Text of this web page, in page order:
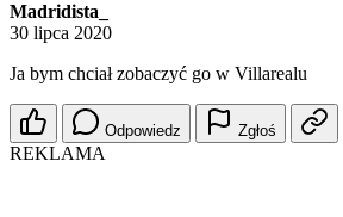
Madridista_
30 lipca 2020
Ja bym chciał zobaczyć go w Villarealu
Odpowiedz Zgłoś
REKLAMA